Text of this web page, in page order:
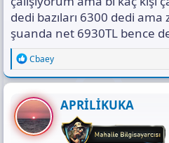
dedi bazıları 6300 dedi
şuanda net 6930TL bence
R
e
a
c
t
i
o
n
Cbaey
APRİLİKUKA